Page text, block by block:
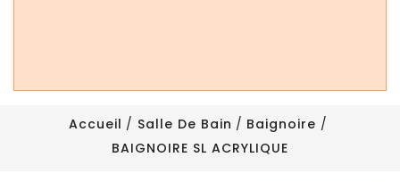
Accueil Salle De Bain
Baignoire
BAIGNOIRE SL ACRYLIQUE